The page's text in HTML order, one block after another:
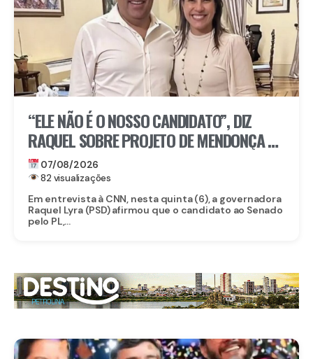
“ELE NÃO É O NOSSO CANDIDATO”, DIZ
RAQUEL SOBRE PROJETO DE MENDONÇA AO
SENADO
07/08/2026
82 visualizações
Em entrevista à CNN, nesta quinta (6), a governadora
Raquel Lyra (PSD) afirmou que o candidato ao Senado
pelo PL,...